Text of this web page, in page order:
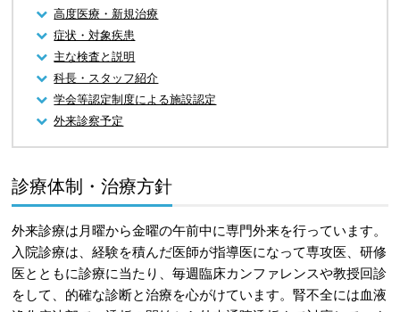
高度医療・新規治療
症状・対象疾患
主な検査と説明
科長・スタッフ紹介
学会等認定制度による施設認定
外来診察予定
診療体制・治療方針
外来診療は月曜から金曜の午前中に専門外来を行っています。
入院診療は、経験を積んだ医師が指導医になって専攻医、研修
医とともに診療に当たり、毎週臨床カンファレンスや教授回診
をして、的確な診断と治療を心がけています。腎不全には血液